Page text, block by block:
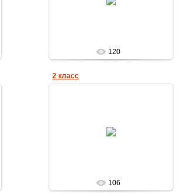
120
2 класс
106